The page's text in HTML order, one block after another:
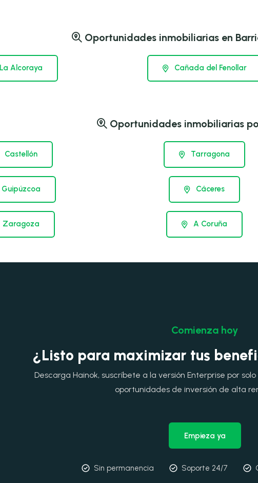
Oportunidades inmobiliarias en
La Alcoraya Cañada del Fenollar
Oportunidades inmobiliarias
Castellón Tarragona
Guipúzcoa Cáceres
Zaragoza A Coruña
Comienza hoy
¿Listo para maximizar tus
Descarga Hainok, suscríbete a la versión Enterprise por
oportunidades de inversión de alta
Empieza ya
Sin permanencia Soporte 24/7